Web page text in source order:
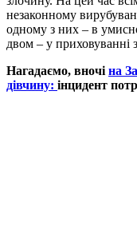
незаконному
одному з них – в
двом – у приховуванні
Нагадаємо, вночі на
дівчину: інцидент